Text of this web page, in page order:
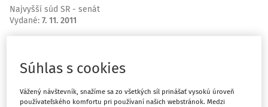
Najvyšší súd SR - senát
Vydané: 7. 11. 2011
Súhlas s cookies
Vážený návštevník, snažíme sa zo všetkých síl prinášať vysokú úroveň
používateľského komfortu pri používaní našich webstránok. Medzi